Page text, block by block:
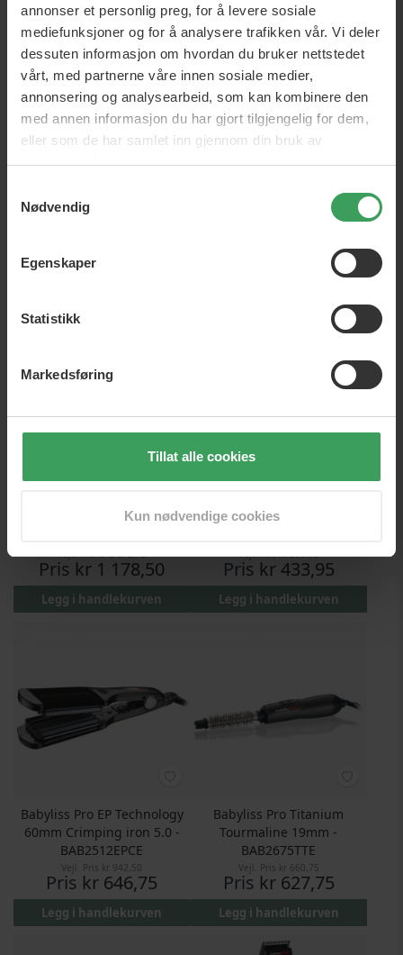
annonser et personlig preg, for å levere sosiale
mediefunksjoner og for å analysere trafikken vår. Vi deler
dessuten informasjon om hvordan du bruker nettstedet
vårt, med partnerne våre innen sosiale medier,
annonsering og analysearbeid, som kan kombinere den
med annen informasjon du har gjort tilgjengelig for dem,
eller som de har samlet inn gjennom din bruk av
tjenestene deres.
Nødvendig
Egenskaper
Statistikk
Markedsføring
Tillat alle cookies
Kun nødvendige cookies
Babyliss Pro Krøllejern
Priskr 737,95
Babyliss Pro - Tourmaline
TRIPLE WAVER- BAB2269TTE
kr 1 131,25
5.0 Ultra Curl - BAB2071EPE
Vejl. Pris kr 2 672,75
Pris kr 1 178,50
Legg i handlekurven
Tourmaline Hotbrush 15mm
Vejl. Pris kr 880,95
Pris kr 433,95
Legg i handlekurven
Babyliss Pro EP Technology
60mm Crimping iron 5.0 -
BAB2512EPCE
Vejl. Pris kr 942,50
Pris kr 646,75
Legg i handlekurven
Babyliss Pro Titanium
Tourmaline 19mm -
BAB2675TTE
Vejl. Pris kr 660,75
Pris kr 627,75
Legg i handlekurven